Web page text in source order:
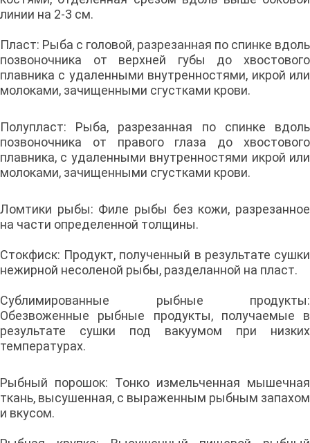
линии на 2-3 см.
Пласт: Рыба с головой, разрезанная по спинке вдоль
позвоночника от верхней губы до хвостового
плавника с удаленными внутренностями, икрой или
молоками, зачищенными сгустками крови.
Полупласт: Рыба, разрезанная по спинке вдоль
позвоночника от правого глаза до хвостового
плавника, с удаленными внутренностями икрой или
молоками, зачищенными сгустками крови.
Ломтики рыбы: Филе рыбы без кожи, разрезанное
на части определенной толщины.
Стокфиск: Продукт, полученный в результате сушки
нежирной несоленой рыбы, разделанной на пласт.
Сублимированные рыбные продукты:
Обезвоженные рыбные продукты, получаемые в
результате сушки под вакуумом при низких
температурах.
Рыбный порошок: Тонко измельченная мышечная
ткань, высушенная, с выраженным рыбным запахом
и вкусом.